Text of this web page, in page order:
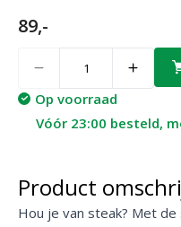
89,-
Op voorraad
Vóór 23:00 besteld,
Product
Hou je van steak? Met